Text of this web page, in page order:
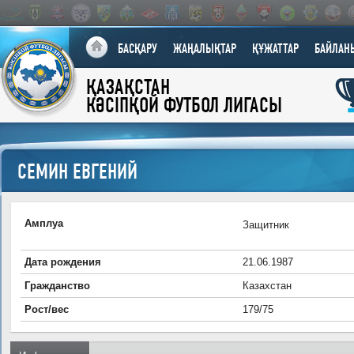
БАСҚАРУ ЖАҢАЛЫҚТАР ҚҰЖАТТАР
ҚАЗАҚСТАН
КӘСІПҚОЙ ФУТБОЛ ЛИГАСЫ
СЕМИН ЕВГЕНИЙ
Амплуа Защитник
Дата рождения
21.06.1987
Гражданство
Казахстан
Рост/вес
179/75